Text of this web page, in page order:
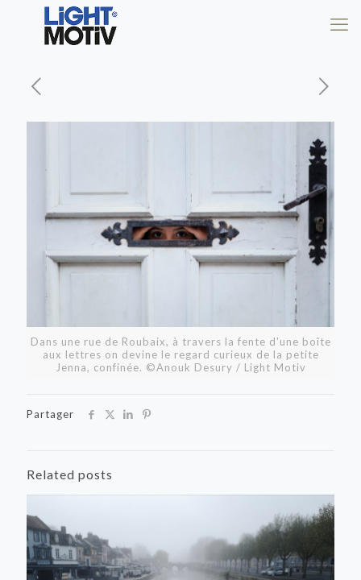
Dans une rue de Roubaix, à travers la fente d'une boîte
aux lettres on devine le regard curieux de la petite
Jenna, confinée. ©Anouk Desury / Light Motiv
Partager
Related posts